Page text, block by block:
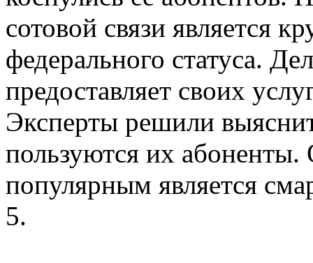
сотовой связи является
федерального статуса.
предоставляет своих
Эксперты решили
пользуются их абоненты.
популярным является
5.